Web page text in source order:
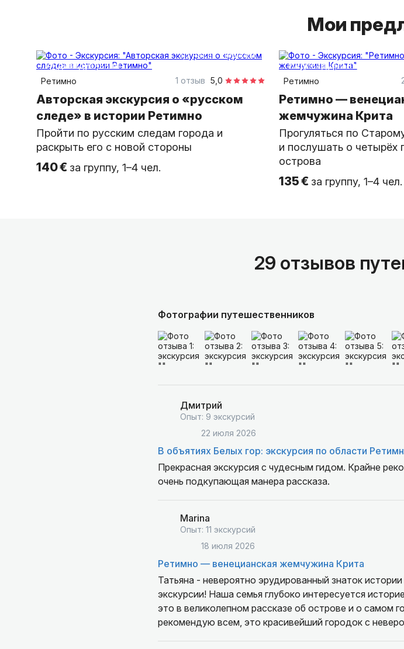
Мои
1,5 часа
пешком
индивидуальная
Ретимно
5,0
1 отзыв
Авторская экскурсия о «русском
следе» в истории Ретимно
Пройти по русским следам города и
раскрыть его с новой стороны
140 € за группу, 1–4 чел.
индивидуальная
Ретимно
Ретимно —
жемчужина Крита
Прогуляться по
и послушать о четырёх
острова
135 € за группу, 1–4 чел.
29 отзывов
Фотографии путешественников
Дмитрий
Опыт: 9 экскурсий
22 июля 2026
В объятиях Белых гор: экскурсия по области
Прекрасная экскурсия с чудесным гидом. Крайне
очень подкупающая манера рассказа.
Marina
Опыт: 11 экскурсий
18 июля 2026
Ретимно — венецианская жемчужина Крита
Татьяна - невероятно эрудированный знаток
экскурсии! Наша семья глубоко интересуется
это в великолепном рассказе об острове и о самом
рекомендую всем, это красивейший городок с